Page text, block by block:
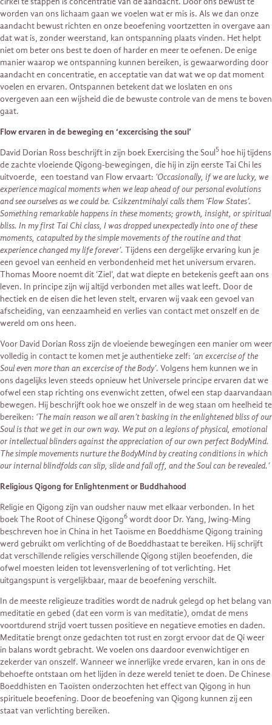
worden van ons lichaam gaan we voelen wat er mis is. Als we dan onze
aandacht bewust richten en onze beoefening voortzetten in overgave aan
dat wat is, zonder weerstand, kan ontspanning plaats vinden. Het helpt
niet om beter ons best te doen of harder en meer te oefenen. De enige
manier waarop we ontspanning kunnen bereiken, is gewaarwording door
aandacht en concentratie, en acceptatie van dat wat we op dat moment
voelen en ervaren. Ontspannen betekent dat we loslaten en ons
overgeven aan een wijsheid die de bewuste controle van de mens te boven
gaat.
Flow ervaren in de beweging en ‘excercising the soul’
David Dorian Ross beschrijft in zijn boek Exercising the Soul5 hoe hij tijdens
de zachte vloeiende Qigong-bewegingen, die hij in zijn eerste Tai Chi les
uitvoerde, een toestand van Flow ervaart: ‘Occasionally, if we are lucky, we
experience magical moments when we leap ahead of our personal evolutions
and see ourselves as we could be. Csikzentmihalyi calls them ‘Flow States’.
Something remarkable happens in these moments; growth, insight, or spiritual
bliss. In my first Tai Chi class, I was dropped unexpectedly into one of these
moments, catapulted by the simple movements of the routine and that
experience changed my life forever’. Tijdens een dergelijke ervaring kun je
een gevoel van eenheid en verbondenheid met het universum ervaren.
Thomas Moore noemt dit ‘Ziel’, dat wat diepte en betekenis geeft aan ons
leven. In principe zijn wij altijd verbonden met alles wat leeft. Door de
hectiek en de eisen die het leven stelt, ervaren wij vaak een gevoel van
afscheiding, van eenzaamheid en verlies van contact met onszelf en de
wereld om ons heen.
Voor David Dorian Ross zijn de vloeiende bewegingen een manier om weer
volledig in contact te komen met je authentieke zelf: ‘an excercise of the
Soul even more than an excercise of the Body’. Volgens hem kunnen we in
ons dagelijks leven steeds opnieuw het Universele principe ervaren dat we
ofwel een stap richting ons evenwicht zetten, ofwel een stap daarvandaan
bewegen. Hij beschrijft ook hoe we onszelf in de weg staan om heelheid te
bereiken: ‘The main reason we all aren’t basking in the enlightened bliss of our
Soul is that we get in our own way. We put on a legions of physical, emotional
or intellectual blinders against the appreciation of our own perfect BodyMind.
The simple movements nurture the BodyMind by creating conditions in which
our internal blindfolds can slip, slide and fall off, and the Soul can be revealed.’
Religious Qigong for Enlightenment or Buddhahood
Religie en Qigong zijn van oudsher nauw met elkaar verbonden. In het
boek The Root of Chinese Qigong6 wordt door Dr. Yang, Jwing-Ming
beschreven hoe in China in het Taoïsme en Boeddhisme Qigong training
werd gebruikt om verlichting of de Boeddhastaat te bereiken. Hij schrijft
dat verschillende religies verschillende Qigong stijlen beoefenden, die
ofwel moesten leiden tot levensverlening of tot verlichting. Het
uitgangspunt is vergelijkbaar, maar de beoefening verschilt.
In de meeste religieuze tradities wordt de nadruk gelegd op het belang van
meditatie en gebed (dat een vorm is van meditatie), omdat de mens
voortdurend strijd voert tussen positieve en negatieve emoties en daden.
Meditatie brengt onze gedachten tot rust en zorgt ervoor dat de Qi weer
in balans wordt gebracht. We voelen ons daardoor evenwichtiger en
zekerder van onszelf. Wanneer we innerlijke vrede ervaren, kan in ons de
behoefte ontstaan om het lijden in deze wereld teniet te doen. De Chinese
Boeddhisten en Taoïsten onderzochten het effect van Qigong in hun
spirituele beoefening. Door de beoefening van Qigong kunnen zij een
staat van verlichting bereiken.